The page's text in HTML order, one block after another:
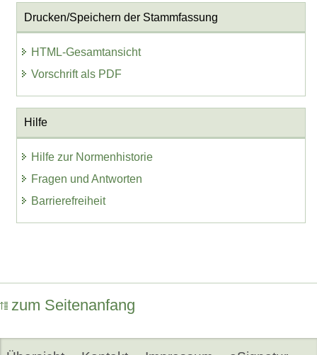
Drucken/Speichern der Stammfassung
HTML-Gesamtansicht
Vorschrift als PDF
Hilfe
Hilfe zur Normenhistorie
Fragen und Antworten
Barrierefreiheit
zum Seitenanfang